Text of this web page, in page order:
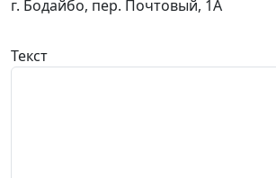
г. Бодайбо, пер. Почтовый, 1А
Текст